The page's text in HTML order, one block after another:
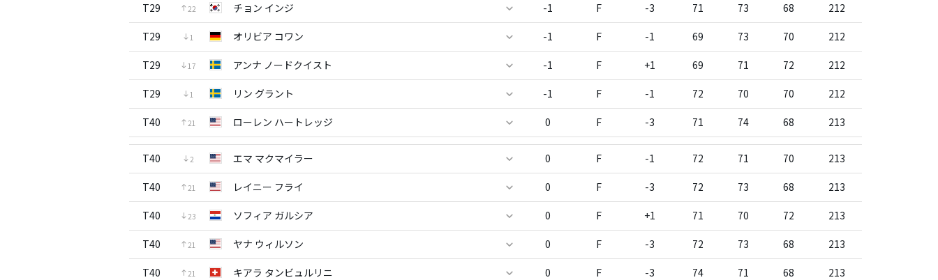
T29 22 チョン インジ -1 F -3 71 73 68 212
T29 1 オリビア コワン -1 F -1 69 73 70 212
T29 17 アンナ ノードクイスト -1 F +1 69 71 72 212
T29 1 リン グラント -1 F -1 72 70 70 212
T40 21 ローレン ハートレッジ 0 F -3 71 74 68 213
T40 2 エマ マクマイラー 0 F -1 72 71 70 213
T40 21 レイニー フライ 0 F -3 72 73 68 213
T40 23 ソフィア ガルシア 0 F +1 71 70 72 213
T40 21 ヤナ ウィルソン 0 F -3 72 73 68 213
T40 21 キアラ タンビュルリニ 0 F -3 74 71 68 213